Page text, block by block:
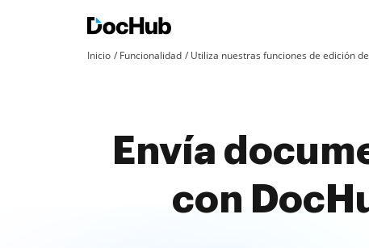
Inicio Funcionalidad Utiliza nuestras funciones de edición
Envía
con